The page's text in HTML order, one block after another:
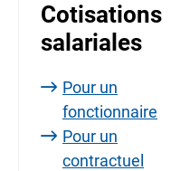
Cotisations
salariales
Pour un
fonctionnaire
Pour un
contractuel